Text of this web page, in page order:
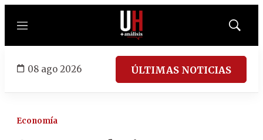
Menú
Mostrar
08 ago 2026 ÚLTIMAS NOTICIAS
Economía